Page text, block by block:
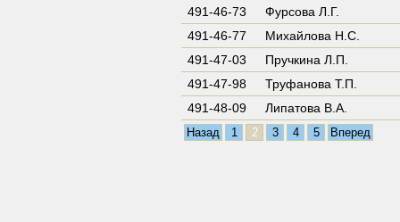
491-46-73
Фурсова Л.Г.
491-46-77
Михайлова Н.С.
491-47-03
Пручкина Л.П.
491-47-98
Труфанова Т.П.
491-48-09
Липатова В.А.
Назад 1 2 3 4 5 Вперед